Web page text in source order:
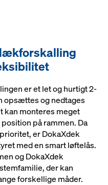
er et let og hurtigt 2-
opsættes og nedtages
kan monteres meget
på rammen. Da
er DokaXdek
med en smart løftelås.
og DokaXdek
der kan
forskellige måder.